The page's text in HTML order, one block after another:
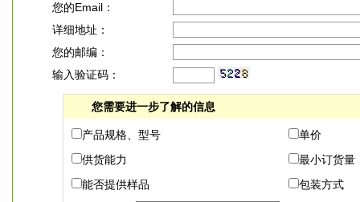
您的Email：
详细地址：
您的邮编：
输入验证码：
您需要进一步了解的信息
产品规格、型号
单价
供货能力
最小订货量
能否提供样品
包装方式